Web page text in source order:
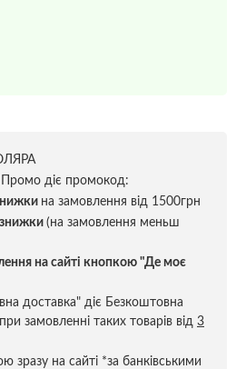
Промо діє промокод:
на замовлення від 1500грн
(на замовлення меньш
на сайті кнопкою "Де моє
доставка" діє Безкоштовна
замовленні таких товарів від 3
зразу на сайті *за банківськими